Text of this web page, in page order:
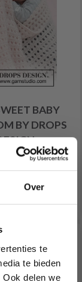
Over
te
te bieden
delen we
BABY
BY DROPS
à partir de